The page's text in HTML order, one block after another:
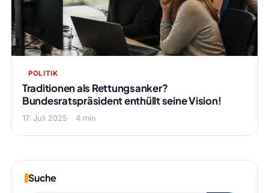
POLITIK
Traditionen als Rettungsanker?
Bundesratspräsident enthüllt seine Vision!
17. Juli 2025 4 min
Suche